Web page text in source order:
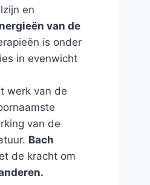
en
van de
is onder
in evenwicht
werk van de
van de
Bach
de kracht om